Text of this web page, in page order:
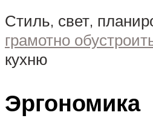
Стиль, свет,
грамотно
кухню
Эргономика